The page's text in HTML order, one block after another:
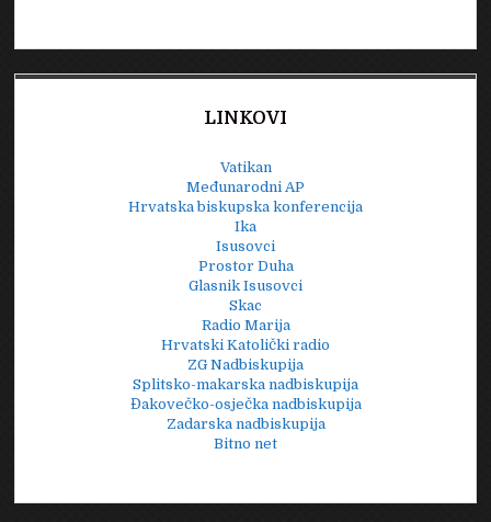
LINKOVI
Vatikan
Međunarodni AP
Hrvatska biskupska konferencija
Ika
Isusovci
Prostor Duha
Glasnik Isusovci
Skac
Radio Marija
Hrvatski Katolički radio
ZG Nadbiskupija
Splitsko-makarska nadbiskupija
Đakovečko-osječka nadbiskupija
Zadarska nadbiskupija
Bitno net